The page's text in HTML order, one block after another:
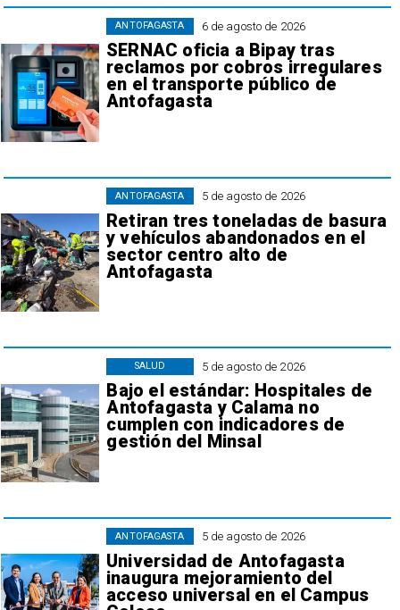
6 de agosto de 2026
SERNAC oficia a Bipay tras
reclamos por cobros irregulares
en el transporte público de
Antofagasta
ANTOFAGASTA
5 de agosto de 2026
Retiran tres toneladas de basura
y vehículos abandonados en el
sector centro alto de
Antofagasta
ANTOFAGASTA
5 de agosto de 2026
Bajo el estándar: Hospitales de
Antofagasta y Calama no
cumplen con indicadores de
gestión del Minsal
SALUD
5 de agosto de 2026
Universidad de Antofagasta
inaugura mejoramiento del
acceso universal en el Campus
ANTOFAGASTA